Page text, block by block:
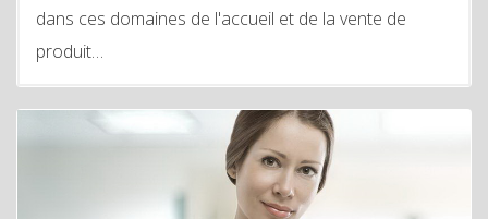
dans ces domaines de l'accueil et de la vente de
produit…